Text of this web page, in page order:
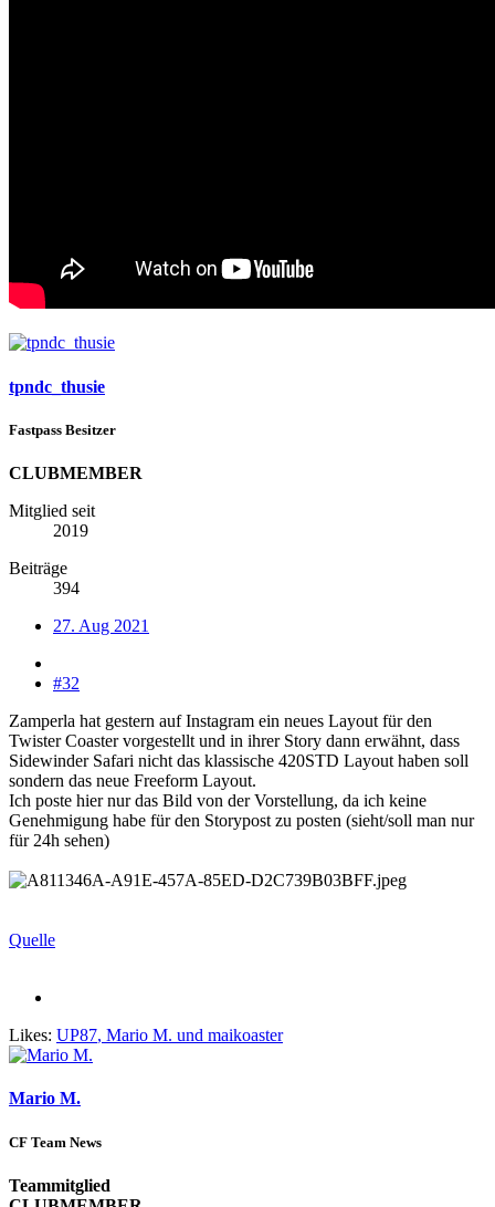
tpndc_thusie
Fastpass Besitzer
CLUBMEMBER
Mitglied seit
2019
Beiträge
394
27. Aug 2021
#32
Zamperla hat gestern auf Instagram ein neues Layout für den
Twister Coaster vorgestellt und in ihrer Story dann erwähnt, dass
Sidewinder Safari nicht das klassische 420STD Layout haben soll
sondern das neue Freeform Layout.
Ich poste hier nur das Bild von der Vorstellung, da ich keine
Genehmigung habe für den Storypost zu posten (sieht/soll man nur
für 24h sehen)
Quelle
Likes: UP87, Mario M. und maikoaster
Mario M.
CF Team News
Teammitglied